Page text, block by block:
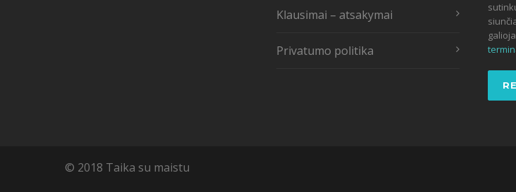
Klausimai – atsakymai
Privatumo politika
© 2018 Taika su maistu